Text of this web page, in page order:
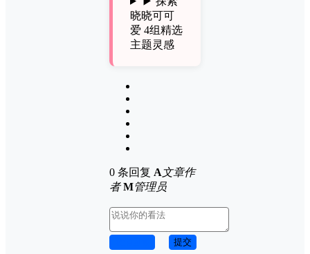
晓晓可可
爱 4组精选
主题灵感
0 条回复 A文章作
者 M管理员
提交